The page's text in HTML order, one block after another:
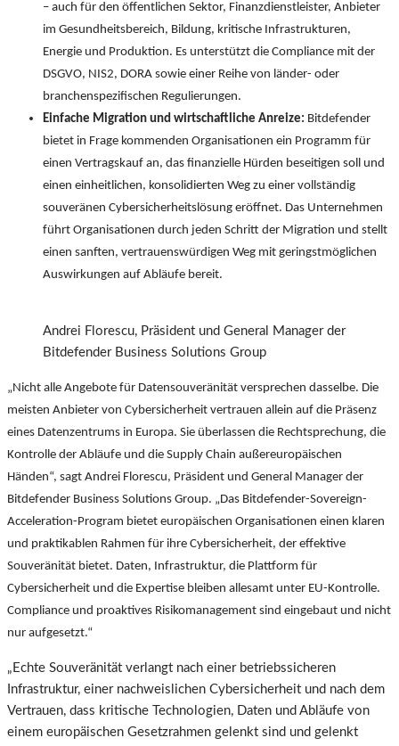
– auch für den öffentlichen Sektor, Finanzdienstleister, Anbieter
im Gesundheitsbereich, Bildung, kritische Infrastrukturen,
Energie und Produktion. Es unterstützt die Compliance mit der
DSGVO, NIS2, DORA sowie einer Reihe von länder- oder
branchenspezifischen Regulierungen.
Einfache Migration und wirtschaftliche Anreize: Bitdefender
bietet in Frage kommenden Organisationen ein Programm für
einen Vertragskauf an, das finanzielle Hürden beseitigen soll und
einen einheitlichen, konsolidierten Weg zu einer vollständig
souveränen Cybersicherheitslösung eröffnet. Das Unternehmen
führt Organisationen durch jeden Schritt der Migration und stellt
einen sanften, vertrauenswürdigen Weg mit geringstmöglichen
Auswirkungen auf Abläufe bereit.
Andrei Florescu, Präsident und General Manager der
Bitdefender Business Solutions Group
„Nicht alle Angebote für Datensouveränität versprechen dasselbe. Die
meisten Anbieter von Cybersicherheit vertrauen allein auf die Präsenz
eines Datenzentrums in Europa. Sie überlassen die Rechtsprechung, die
Kontrolle der Abläufe und die Supply Chain außereuropäischen
Händen“, sagt Andrei Florescu, Präsident und General Manager der
Bitdefender Business Solutions Group. „Das Bitdefender-Sovereign-
Acceleration-Program bietet europäischen Organisationen einen klaren
und praktikablen Rahmen für ihre Cybersicherheit, der effektive
Souveränität bietet. Daten, Infrastruktur, die Plattform für
Cybersicherheit und die Expertise bleiben allesamt unter EU-Kontrolle.
Compliance und proaktives Risikomanagement sind eingebaut und nicht
nur aufgesetzt.“
„Echte Souveränität verlangt nach einer betriebssicheren
Infrastruktur, einer nachweislichen Cybersicherheit und nach dem
Vertrauen, dass kritische Technologien, Daten und Abläufe von
einem europäischen Gesetzrahmen gelenkt sind und gelenkt